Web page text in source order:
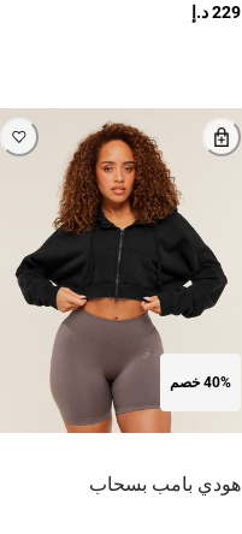
229 د.إ
40% خصم
هودي بامب بسحاب